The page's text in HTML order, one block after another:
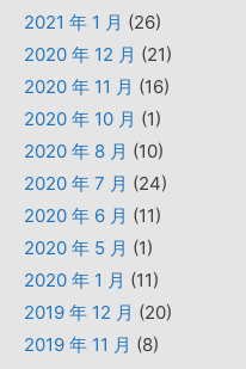
2021 年 1 月 (26)
2020 年 12 月 (21)
2020 年 11 月 (16)
2020 年 10 月 (1)
2020 年 8 月 (10)
2020 年 7 月 (24)
2020 年 6 月 (11)
2020 年 5 月 (1)
2020 年 1 月 (11)
2019 年 12 月 (20)
2019 年 11 月 (8)